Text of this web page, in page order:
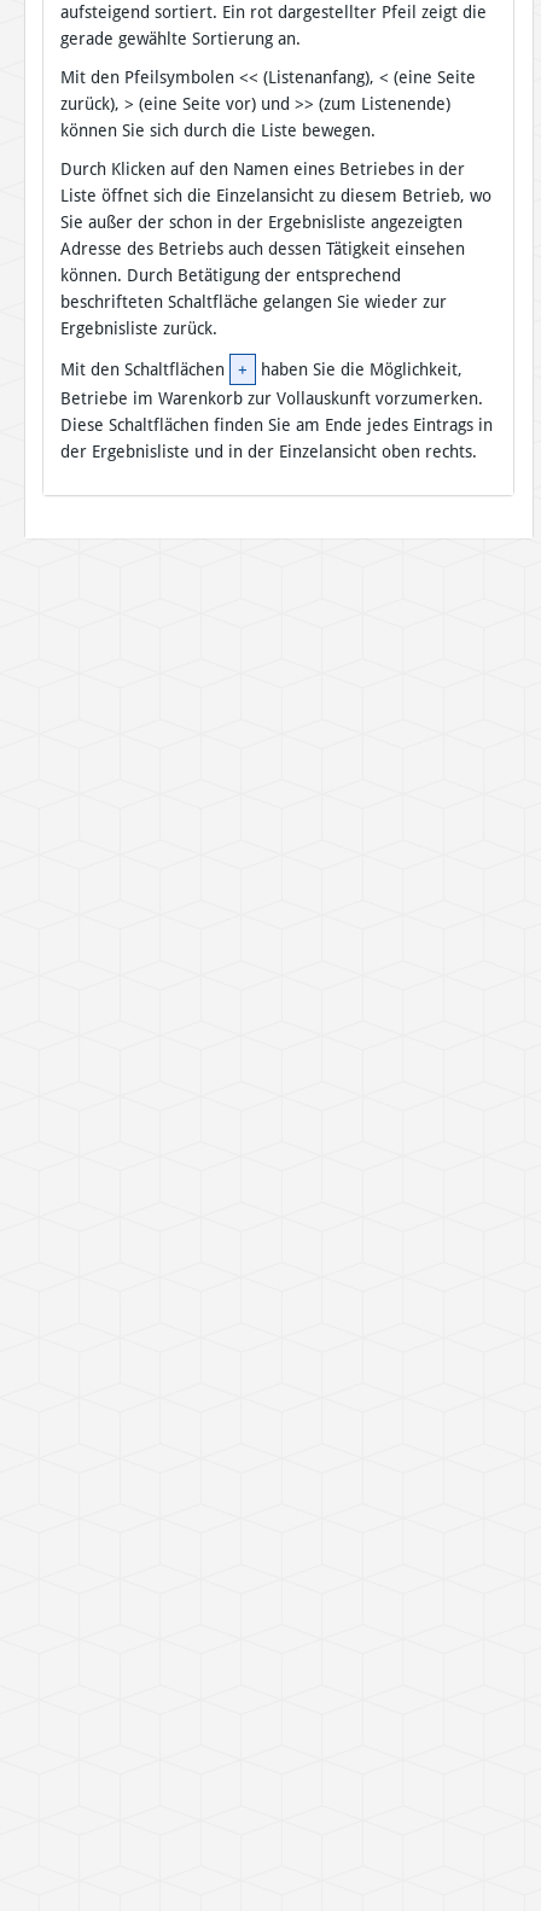
aufsteigend sortiert. Ein rot dargestellter Pfeil zeigt die
gerade gewählte Sortierung an.
Mit den Pfeilsymbolen << (Listenanfang), < (eine Seite
zurück), > (eine Seite vor) und >> (zum Listenende)
können Sie sich durch die Liste bewegen.
Durch Klicken auf den Namen eines Betriebes in der
Liste öffnet sich die Einzelansicht zu diesem Betrieb, wo
Sie außer der schon in der Ergebnisliste angezeigten
Adresse des Betriebs auch dessen Tätigkeit einsehen
können. Durch Betätigung der entsprechend
beschrifteten Schaltfläche gelangen Sie wieder zur
Ergebnisliste zurück.
Mit den Schaltflächen +
haben Sie die Möglichkeit,
Betriebe im Warenkorb zur Vollauskunft vorzumerken.
Diese Schaltflächen finden Sie am Ende jedes Eintrags in
der Ergebnisliste und in der Einzelansicht oben rechts.